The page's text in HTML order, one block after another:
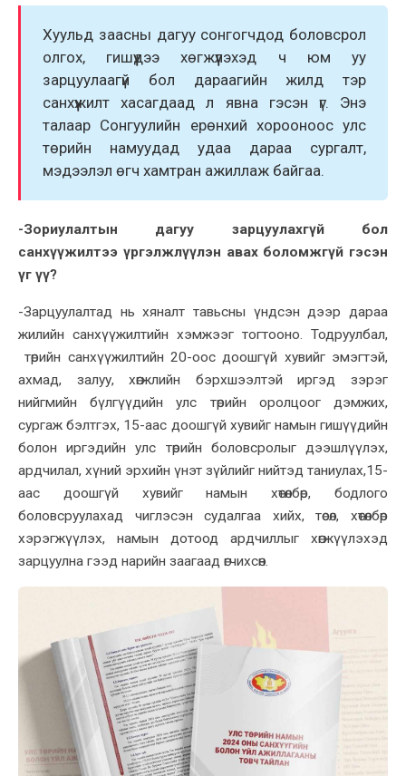
Хуульд заасны дагуу сонгогчдод боловсрол
олгох, гишүүдээ хөгжүүлэхэд ч юм уу
зарцуулаагүй бол дараагийн жилд тэр
санхүүжилт хасагдаад л явна гэсэн үг. Энэ
талаар Сонгуулийн ерөнхий хорооноос улс
төрийн намуудад удаа дараа сургалт,
мэдээлэл өгч хамтран ажиллаж байгаа.
-Зориулалтын дагуу зарцуулахгүй бол
санхүүжилтээ үргэлжлүүлэн авах боломжгүй гэсэн
үг үү?
-Зарцуулалтад нь хяналт тавьсны үндсэн дээр дараа
жилийн санхүүжилтийн хэмжээг тогтооно. Тодруулбал,
төрийн санхүүжилтийн 20-оос доошгүй хувийг эмэгтэй,
ахмад, залуу, хөгжлийн бэрхшээлтэй иргэд зэрэг
нийгмийн бүлгүүдийн улс төрийн оролцоог дэмжих,
сургаж бэлтгэх, 15-аас доошгүй хувийг намын гишүүдийн
болон иргэдийн улс төрийн боловсролыг дээшлүүлэх,
ардчилал, хүний эрхийн үнэт зүйлийг нийтэд таниулах,15-
аас доошгүй хувийг намын хөтөлбөр, бодлого
боловсруулахад чиглэсэн судалгаа хийх, төсөл, хөтөлбөр
хэрэгжүүлэх, намын дотоод ардчиллыг хөгжүүлэхэд
зарцуулна гээд нарийн заагаад өгчихсөн.